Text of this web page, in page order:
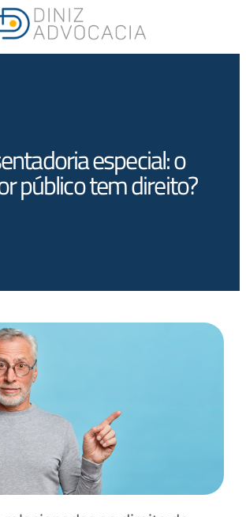
especial: o
público tem direito?